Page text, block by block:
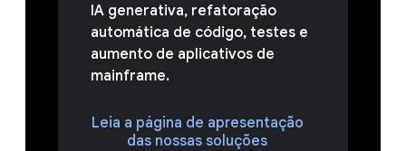
IA generativa, refatoração
automática de código, testes e
aumento de aplicativos de
mainframe.
Leia a página de apresentação
das nossas soluções